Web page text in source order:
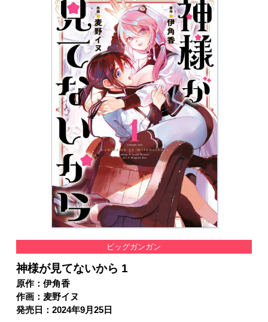
会社情報 採用情報
スクウェア・エニックス サイト内検索
ビッグガンガン
神様が見てないから 1
原作：伊角香
作画：麦野イヌ
発売日：2024年9月25日